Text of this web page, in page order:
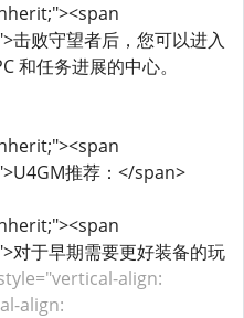
败守望者后，您可以进入
和任务进展的中心。
推荐：</span>
于早期需要更好装备的玩
align:
align: